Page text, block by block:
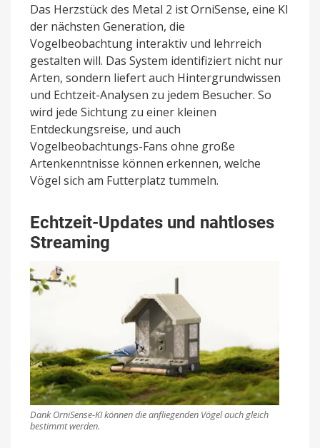
Das Herzstück des Metal 2 ist OrniSense, eine KI
der nächsten Generation, die
Vogelbeobachtung interaktiv und lehrreich
gestalten will. Das System identifiziert nicht nur
Arten, sondern liefert auch Hintergrundwissen
und Echtzeit-Analysen zu jedem Besucher. So
wird jede Sichtung zu einer kleinen
Entdeckungsreise, und auch
Vogelbeobachtungs-Fans ohne große
Artenkenntnisse können erkennen, welche
Vögel sich am Futterplatz tummeln.
Echtzeit-Updates und nahtloses
Streaming
Dank OrniSense-KI können die anfliegenden Vögel auch gleich
bestimmt werden.